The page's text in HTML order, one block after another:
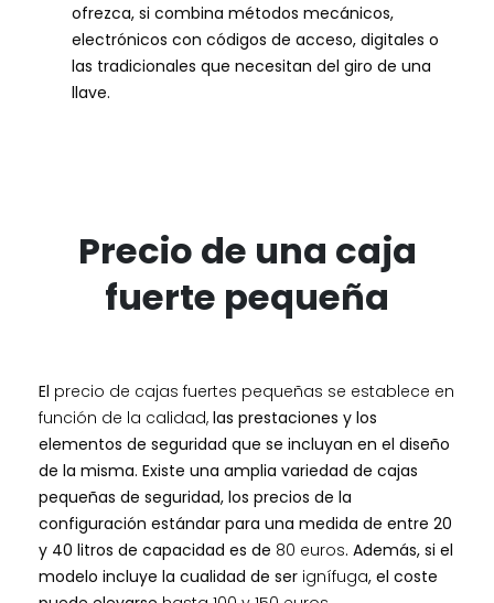
ofrezca, si combina métodos mecánicos,
electrónicos con códigos de acceso, digitales o
las tradicionales que necesitan del giro de una
llave.
Precio de una caja
fuerte pequeña
El precio de cajas fuertes pequeñas se establece en
función de la calidad, las prestaciones y los
elementos de seguridad que se incluyan en el diseño
de la misma. Existe una amplia variedad de cajas
pequeñas de seguridad, los precios de la
configuración estándar para una medida de entre 20
y 40 litros de capacidad es de 80 euros. Además, si el
modelo incluye la cualidad de ser ignífuga, el coste